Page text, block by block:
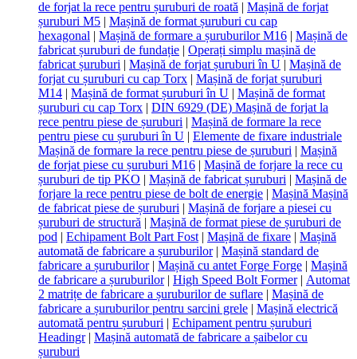
de forjat la rece pentru șuruburi de roată | Mașină de forjat
șuruburi M5 | Mașină de format șuruburi cu cap
hexagonal | Mașină de formare a șuruburilor M16 | Mașină de
fabricat șuruburi de fundație | Operați simplu mașină de
fabricat șuruburi | Mașină de forjat șuruburi în U | Mașină de
forjat cu șuruburi cu cap Torx | Mașină de forjat șuruburi
M14 | Mașină de format șuruburi în U | Mașină de format
șuruburi cu cap Torx | DIN 6929 (DE) Mașină de forjat la
rece pentru piese de șuruburi | Mașină de formare la rece
pentru piese cu șuruburi în U | Elemente de fixare industriale
Mașină de formare la rece pentru piese de șuruburi | Mașină
de forjat piese cu șuruburi M16 | Mașină de forjare la rece cu
șuruburi de tip PKO | Mașină de fabricat șuruburi | Mașină de
forjare la rece pentru piese de bolt de energie | Mașină Mașină
de fabricat piese de șuruburi | Mașină de forjare a piesei cu
șuruburi de structură | Mașină de format piese de șuruburi de
pod | Echipament Bolt Part Fost | Mașină de fixare | Mașină
automată de fabricare a șuruburilor| Mașină standard de
fabricare a șuruburilor| Mașină cu antet Forge Forge | Mașină
de fabricare a șuruburilor| High Speed Bolt Former| Automat
2 matrițe de fabricare a șuruburilor de suflare | Mașină de
fabricare a șuruburilor pentru sarcini grele | Mașină electrică
automată pentru șuruburi | Echipament pentru șuruburi
Headingr| Mașină automată de fabricare a șaibelor cu
șuruburi